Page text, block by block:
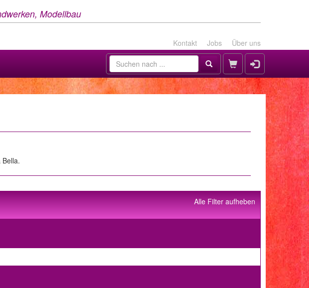
Modellbau
Kontakt Jobs Über uns
Alle Filter aufheben